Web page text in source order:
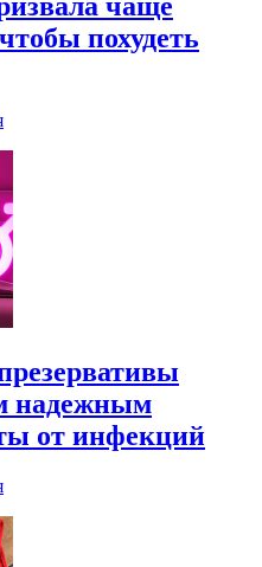
похудеть
надежным
от инфекций